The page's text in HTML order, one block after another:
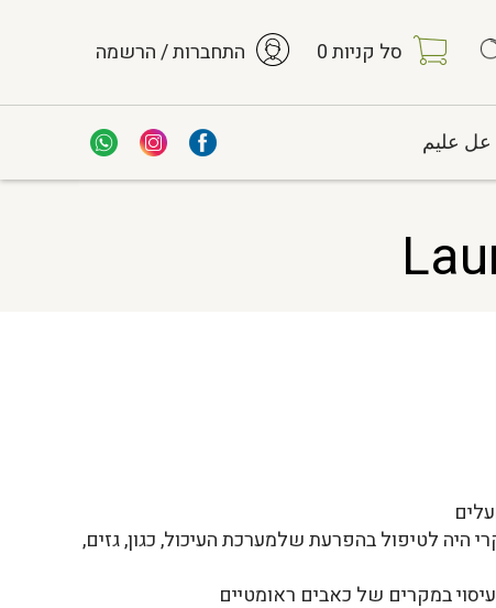
סל קניות0 התחברות / הרשמה
عل عليم
היה לטיפול בהפרעת שלמערכת העיכול, כגון, גזים,
במקרים של כאבים ראומטיים